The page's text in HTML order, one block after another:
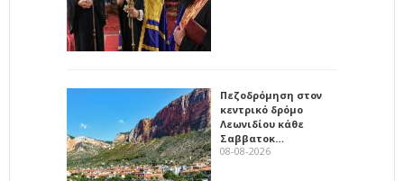
Πεζοδρόμηση στον
κεντρικό δρόμο
Λεωνιδίου κάθε
Σαββατοκ…
08-08-2026